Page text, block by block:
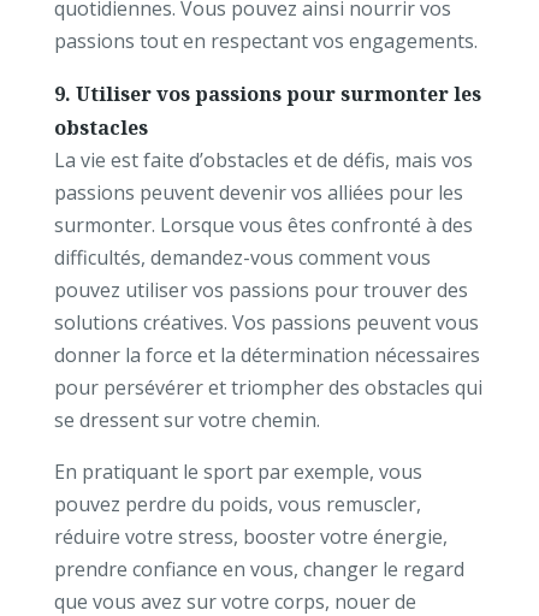
quotidiennes. Vous pouvez ainsi nourrir vos
passions tout en respectant vos engagements.
9. Utiliser vos passions pour surmonter les
obstacles
La vie est faite d’obstacles et de défis, mais vos
passions peuvent devenir vos alliées pour les
surmonter. Lorsque vous êtes confronté à des
difficultés, demandez-vous comment vous
pouvez utiliser vos passions pour trouver des
solutions créatives. Vos passions peuvent vous
donner la force et la détermination nécessaires
pour persévérer et triompher des obstacles qui
se dressent sur votre chemin.
En pratiquant le sport par exemple, vous
pouvez perdre du poids, vous remuscler,
réduire votre stress, booster votre énergie,
prendre confiance en vous, changer le regard
que vous avez sur votre corps, nouer de